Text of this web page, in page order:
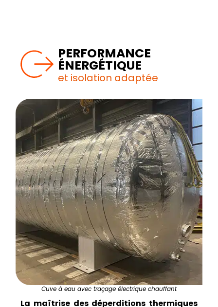
PERFORMANCE
ÉNERGÉTIQUE
et isolation adaptée
Cuve à eau avec traçage électrique chauffant
La maîtrise des déperditions thermiques